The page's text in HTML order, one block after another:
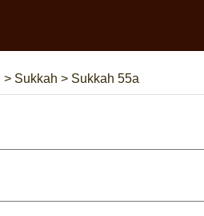
> Sukkah > Sukkah 55a